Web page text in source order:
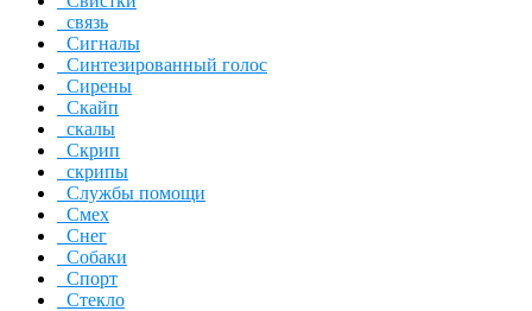
связь
Сигналы
Синтезированный голос
Сирены
Скайп
скалы
Скрип
скрипы
Службы помощи
Смех
Снег
Собаки
Спорт
Стекло